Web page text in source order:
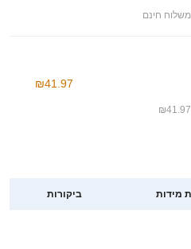
חינם
₪41.97
מידות ביקורות